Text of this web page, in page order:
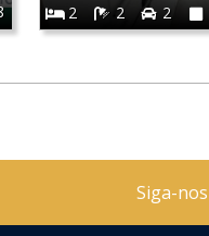
2
2 2
Siga-